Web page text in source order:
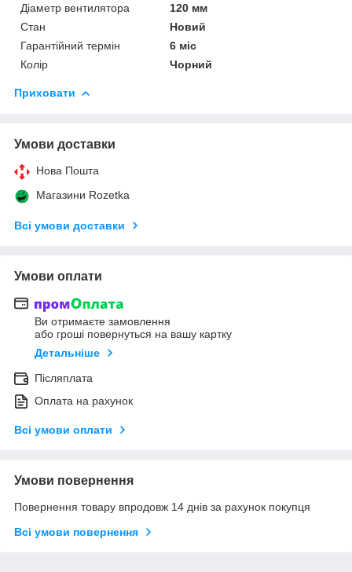
Діаметр вентилятора
120 мм
Стан
Новий
Гарантійний термін
6 міс
Колір
Чорний
Приховати
Умови доставки
Нова Пошта
Магазини Rozetka
Всі умови доставки
Умови оплати
Ви отримаєте замовлення
або гроші повернуться на вашу картку
Детальніше
Післяплата
Оплата на рахунок
Всі умови оплати
Умови повернення
Повернення товару впродовж 14 днів за рахунок покупця
Всі умови повернення